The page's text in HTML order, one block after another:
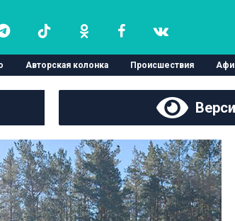
Авторская колонка Происшествия